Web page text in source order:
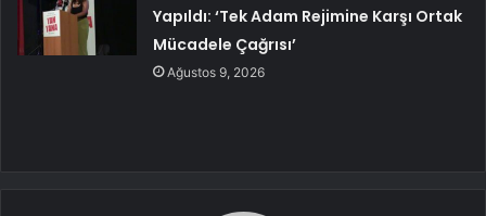
Yapıldı: ‘Tek Adam Rejimine Karşı Ortak
Mücadele Çağrısı’
Ağustos 9, 2026